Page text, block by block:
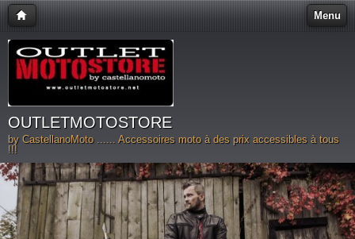
Menu
OUTLETMOTOSTORE
by CastellanoMoto ...... Accessoires moto à des prix accessibles à tous
!!!